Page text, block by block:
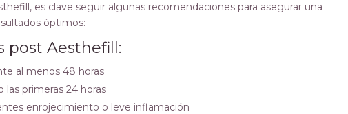
es clave seguir algunas recomendaciones para asegurar una
óptimos:
post Aesthefill:
al menos 48 horas
las primeras 24 horas
enrojecimiento o leve inflamación